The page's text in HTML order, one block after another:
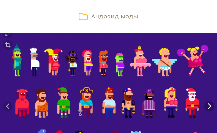
Андроид моды